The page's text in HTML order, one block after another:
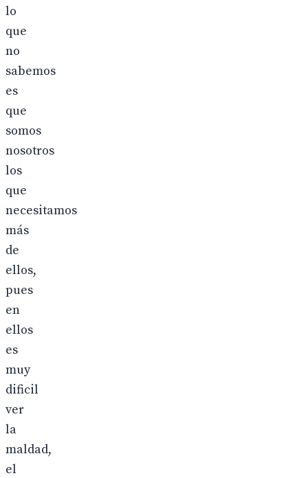
lo
que
no
sabemos
es
que
somos
nosotros
los
que
necesitamos
más
de
ellos,
pues
en
ellos
es
muy
dificil
ver
la
maldad,
el